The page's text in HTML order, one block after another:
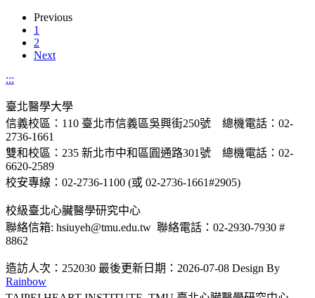
Previous
1
2
Next
:::
臺北醫學大學
信義校區：110 臺北市信義區吳興街250號 總機電話：02-
2736-1661
雙和校區：235 新北市中和區圓通路301號 總機電話：02-
6620-2589
校安專線：02-2736-1100 (或 02-2736-1661#2905)
校級臺北心臟醫學研究中心
聯絡信箱: hsiuyeh@tmu.edu.tw 聯絡電話：02-2930-7930 #
8862
造訪人次：252030 最後更新日期：2026-07-08 Design By
Rainbow